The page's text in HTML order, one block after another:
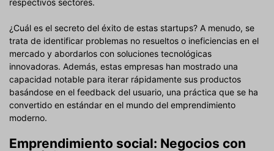
respectivos sectores.
¿Cuál es el secreto del éxito de estas startups? A menudo, se
trata de identificar problemas no resueltos o ineficiencias en el
mercado y abordarlos con soluciones tecnológicas
innovadoras. Además, estas empresas han mostrado una
capacidad notable para iterar rápidamente sus productos
basándose en el feedback del usuario, una práctica que se ha
convertido en estándar en el mundo del emprendimiento
moderno.
Emprendimiento social: Negocios con